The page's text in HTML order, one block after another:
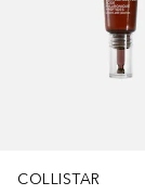
COLLISTAR